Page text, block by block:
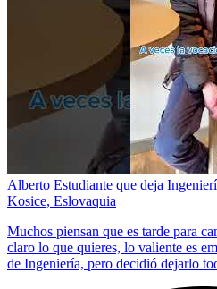
Alberto Estudiante que deja
Kosice, Eslovaquia
Muchos piensan que es tarde para
claro lo que quieres, lo valiente es
de Ingeniería, pero decidió dejarlo